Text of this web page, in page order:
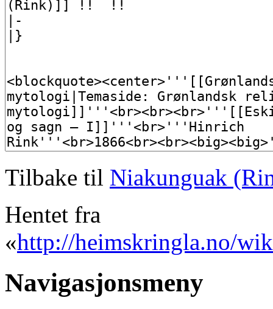
Tilbake til Niakunguak
Hentet fra
«http://heimskringla.no/
Navigasjonsmeny